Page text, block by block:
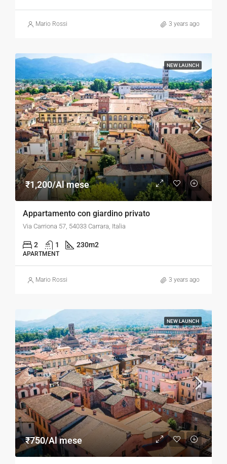
Mario Rossi 3 years ago
NEW LAUNCH
₹1,200/Al mese
Appartamento con giardino privato
Via Carriona 57, 54033 Carrara, Italia
2 1 230m2
APARTMENT
Mario Rossi 3 years ago
NEW LAUNCH
₹750/Al mese